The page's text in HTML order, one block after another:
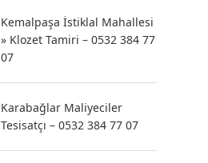
Kemalpaşa İstiklal Mahallesi
» Klozet Tamiri – 0532 384 77
07
Karabağlar Maliyeciler
Tesisatçı – 0532 384 77 07